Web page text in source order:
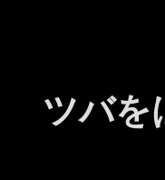
ツバを